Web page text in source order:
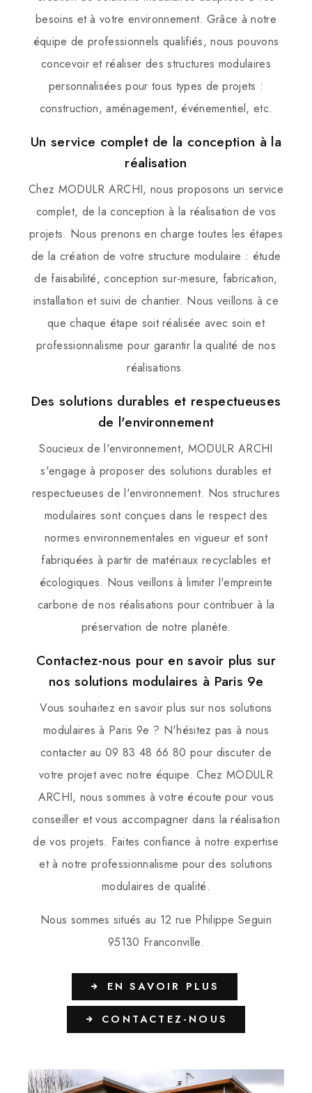
besoins et à votre environnement. Grâce à notre
équipe de professionnels qualifiés, nous pouvons
concevoir et réaliser des structures modulaires
personnalisées pour tous types de projets :
construction, aménagement, événementiel, etc.
Un service complet de la conception à la
réalisation
Chez MODULR ARCHI, nous proposons un service
complet, de la conception à la réalisation de vos
projets. Nous prenons en charge toutes les étapes
de la création de votre structure modulaire : étude
de faisabilité, conception sur-mesure, fabrication,
installation et suivi de chantier. Nous veillons à ce
que chaque étape soit réalisée avec soin et
professionnalisme pour garantir la qualité de nos
réalisations.
Des solutions durables et respectueuses
de l'environnement
Soucieux de l'environnement, MODULR ARCHI
s'engage à proposer des solutions durables et
respectueuses de l'environnement. Nos structures
modulaires sont conçues dans le respect des
normes environnementales en vigueur et sont
fabriquées à partir de matériaux recyclables et
écologiques. Nous veillons à limiter l'empreinte
carbone de nos réalisations pour contribuer à la
préservation de notre planète.
Contactez-nous pour en savoir plus sur
nos solutions modulaires à Paris 9e
Vous souhaitez en savoir plus sur nos solutions
modulaires à Paris 9e ? N'hésitez pas à nous
contacter au 09 83 48 66 80 pour discuter de
votre projet avec notre équipe. Chez MODULR
ARCHI, nous sommes à votre écoute pour vous
conseiller et vous accompagner dans la réalisation
de vos projets. Faites confiance à notre expertise
et à notre professionnalisme pour des solutions
modulaires de qualité.
Nous sommes situés au 12 rue Philippe Seguin
95130 Franconville.
EN SAVOIR PLUS
CONTACTEZ-NOUS